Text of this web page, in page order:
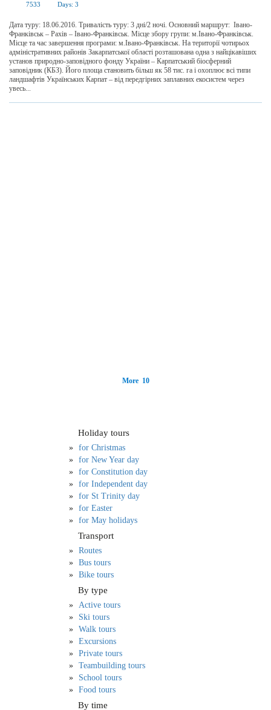
7533
Days: 3
Дата туру: 18.06.2016. Тривалiсть туру: 3 дні/2 ночі. Основний маршрут: Івано-
Франківськ – Рахів – Івано-Франківськ. Місце збору групи: м.Івано-Франківськ.
Місце та час завершення програми: м.Івано-Франківськ. На території чотирьох
адміністративних районів Закарпатської області розташована одна з найцікавіших
установ природно-заповідного фонду України – Карпатський біосферний
заповідник (КБЗ). Його площа становить більш як 58 тис. га і охоплює всі типи
ландшафтів Українських Карпат – від передгірних заплавних екосистем через
увесь...
More 10
Holiday tours
for Christmas
for New Year day
for Constitution day
for Independent day
for St Trinity day
for Easter
for May holidays
Transport
Routes
Bus tours
Bike tours
By type
Active tours
Ski tours
Walk tours
Excursions
Private tours
Teambuilding tours
School tours
Food tours
By time